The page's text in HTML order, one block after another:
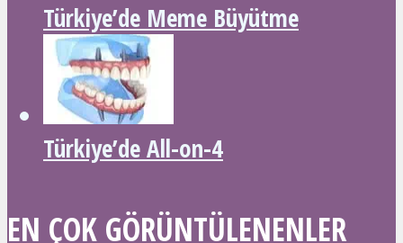
Türkiye’de Meme Büyütme
Türkiye’de All-on-4
EN ÇOK GÖRÜNTÜLENENLER